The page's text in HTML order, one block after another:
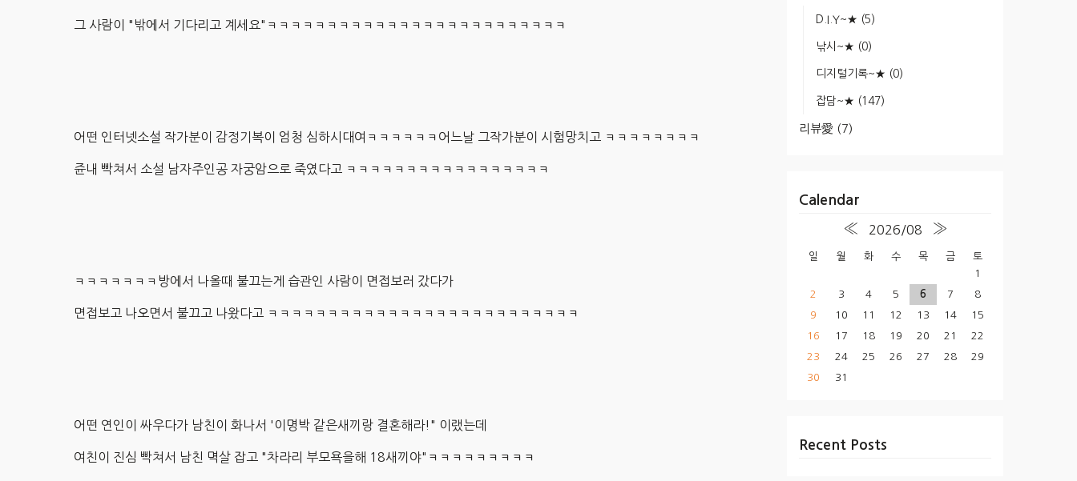
D.I.Y~★ (5)
낚시~★ (0)
디지털기록~★ (0)
잡담~★ (147)
리뷰愛 (7)
Calendar
« 2026/08 »
일 월 화 수 목 금
토
1
2
3 4 5 6 7
8
9
10 11 12 13 14
15
16
17 18 19 20 21
22
23
24 25 26 27 28
29
30
31
Recent Posts
그 사람이 "밖에서 기다리고 계세요"ㅋㅋㅋㅋㅋㅋㅋㅋㅋㅋㅋㅋㅋㅋㅋㅋㅋㅋㅋㅋㅋㅋㅋㅋㅋ
어떤 인터넷소설 작가분이 감정기복이 엄청 심하시대여ㅋㅋㅋㅋㅋㅋ어느날 그작가분이 시험망치고 ㅋㅋㅋㅋㅋㅋㅋㅋ
쥰내 빡쳐서 소설 남자주인공 자궁암으로 죽였다고 ㅋㅋㅋㅋㅋㅋㅋㅋㅋㅋㅋㅋㅋㅋㅋㅋㅋ
ㅋㅋㅋㅋㅋㅋㅋ방에서 나올때 불끄는게 습관인 사람이 면접보러 갔다가
면접보고 나오면서 불끄고 나왔다고 ㅋㅋㅋㅋㅋㅋㅋㅋㅋㅋㅋㅋㅋㅋㅋㅋㅋㅋㅋㅋㅋㅋㅋㅋㅋㅋ
어떤 연인이 싸우다가 남친이 화나서 '이명박 같은새끼랑 결혼해라!" 이랬는데
여친이 진심 빡쳐서 남친 멱살 잡고 "차라리 부모욕을해 18새끼야"ㅋㅋㅋㅋㅋㅋㅋㅋㅋ